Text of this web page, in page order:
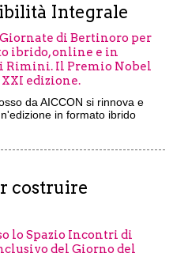
Integrale
Giornate di Bertinoro per
ibrido, online e in
Rimini. Il Premio Nobel
edizione.
da AICCON si rinnova e
in formato ibrido
costruire
lo Spazio Incontri di
del Giorno del